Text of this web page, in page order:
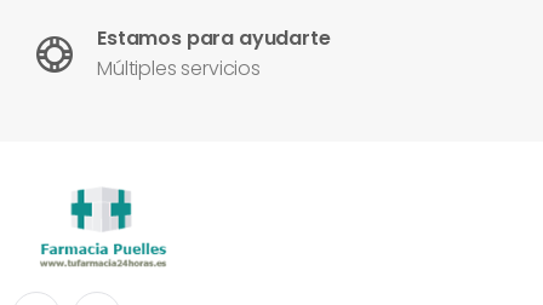
Estamos para ayudarte
Múltiples servicios